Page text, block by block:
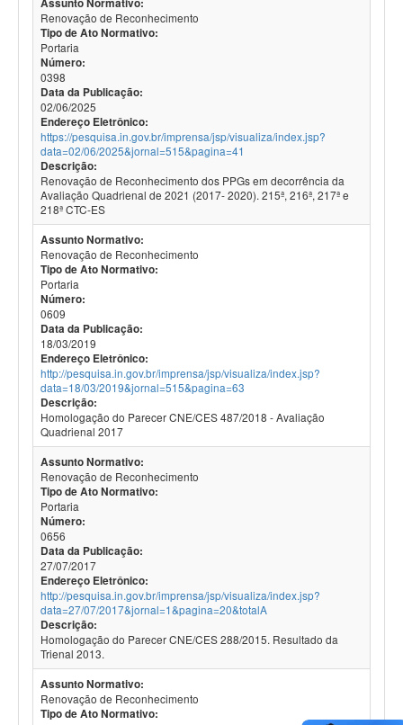
Assunto Normativo:
Renovação de Reconhecimento
Tipo de Ato Normativo:
Portaria
Número:
0398
Data da Publicação:
02/06/2025
Endereço Eletrônico:
https://pesquisa.in.gov.br/imprensa/jsp/visualiza/index.jsp?
data=02/06/2025&jornal=515&pagina=41
Descrição:
Renovação de Reconhecimento dos PPGs em decorrência da
Avaliação Quadrienal de 2021 (2017- 2020). 215ª, 216ª, 217ª e
218ª CTC-ES
Assunto Normativo:
Renovação de Reconhecimento
Tipo de Ato Normativo:
Portaria
Número:
0609
Data da Publicação:
18/03/2019
Endereço Eletrônico:
http://pesquisa.in.gov.br/imprensa/jsp/visualiza/index.jsp?
data=18/03/2019&jornal=515&pagina=63
Descrição:
Homologação do Parecer CNE/CES 487/2018 - Avaliação
Quadrienal 2017
Assunto Normativo:
Renovação de Reconhecimento
Tipo de Ato Normativo:
Portaria
Número:
0656
Data da Publicação:
27/07/2017
Endereço Eletrônico:
http://pesquisa.in.gov.br/imprensa/jsp/visualiza/index.jsp?
data=27/07/2017&jornal=1&pagina=20&totalA
Descrição:
Homologação do Parecer CNE/CES 288/2015. Resultado da
Trienal 2013.
Assunto Normativo:
Renovação de Reconhecimento
Tipo de Ato Normativo: